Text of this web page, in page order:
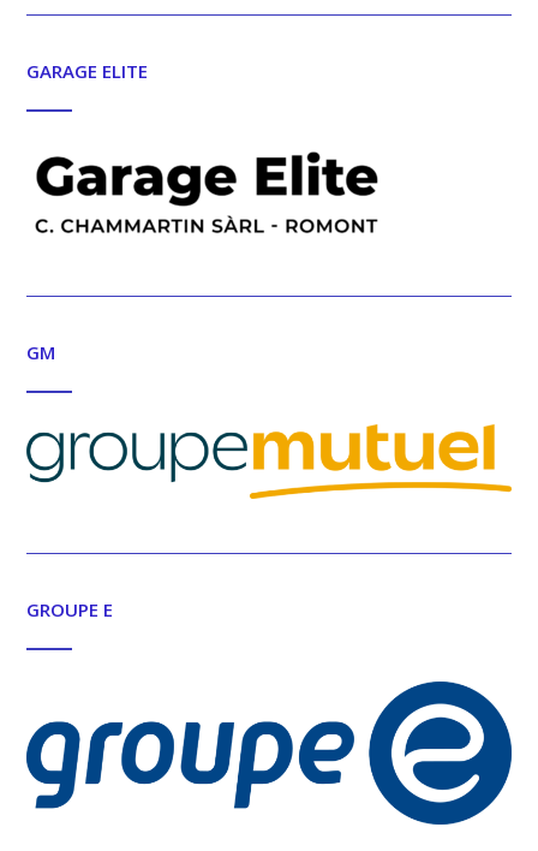
GARAGE ELITE
GM
GROUPE E